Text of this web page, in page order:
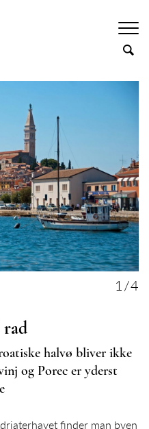
1 /4
rad
halvø bliver ikke
og Porec er yderst
finder man byen